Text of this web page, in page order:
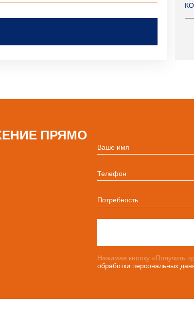
ПРЯМО
Ваше имя
Телефон
Потребность
Нажимая кнопку «Получить
обработки персональных